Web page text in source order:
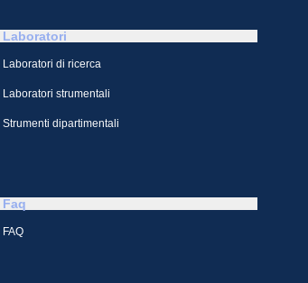
Laboratori
Laboratori di ricerca
Laboratori strumentali
Strumenti dipartimentali
Faq
FAQ